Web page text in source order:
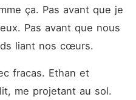
ça. Pas avant que je
Pas avant que nous
liant nos cœurs.
fracas. Ethan et
me projetant au sol.